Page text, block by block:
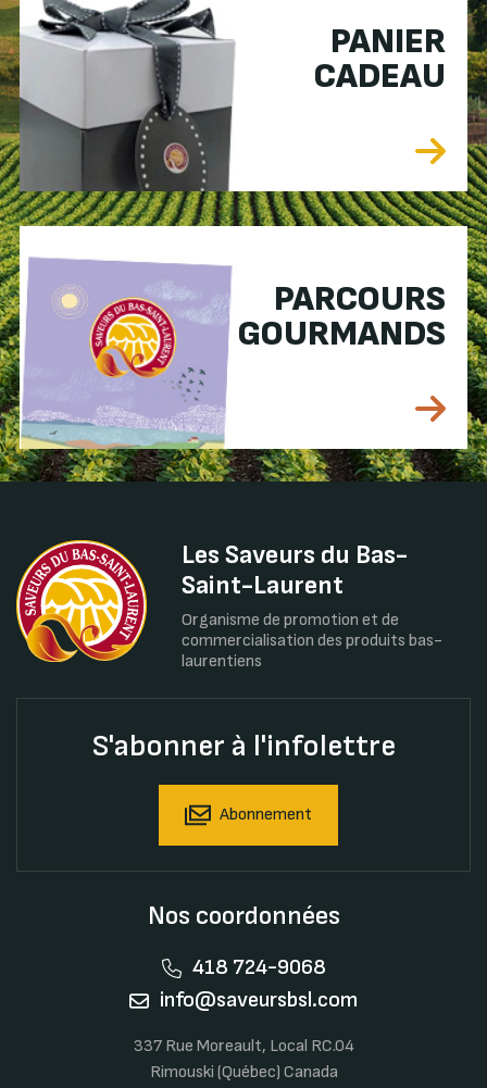
PANIER
CADEAU
PARCOURS
GOURMANDS
Les Saveurs du Bas-
Saint-Laurent
Organisme de promotion et de
commercialisation des produits bas-
laurentiens
S'abonner à l'infolettre
Abonnement
Nos coordonnées
418 724-9068
info@saveursbsl.com
337 Rue Moreault, Local RC.04
Rimouski (Québec) Canada